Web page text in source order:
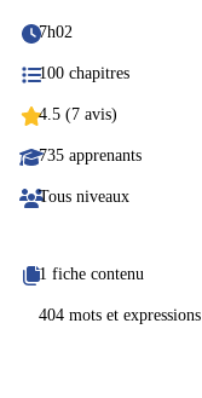
7h02
100 chapitres
4.5 (7 avis)
735 apprenants
Tous niveaux
1 fiche contenu
404 mots et expressions